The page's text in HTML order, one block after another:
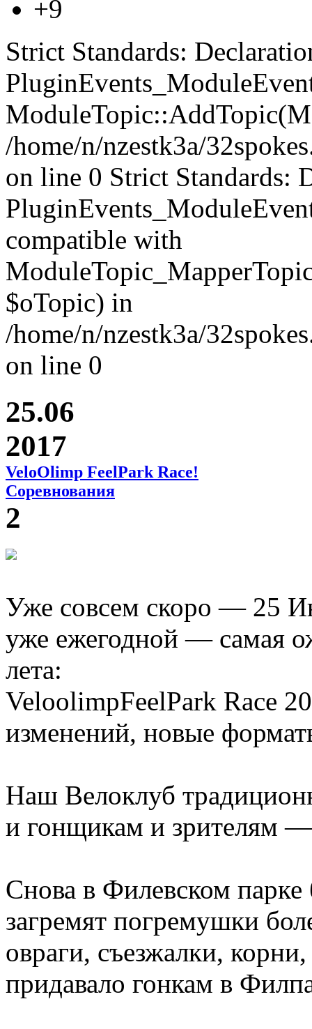
+9
Strict Standards:
/home/n/nzestk3a/
on line 0 Strict Standards:
compatible with
$oTopic) in
/home/n/nzestk3a/
on line 0
25.06
2017
VeloOlimp FeelPark Race!
Соревнования
2
Уже совсем скоро — 25
уже ежегодной — самая
лета:
VeloolimpFeelPark Race
изменений, новые
Наш Велоклуб
и гонщикам и зрителям
Снова в Филевском
загремят погремушки
овраги, съезжалки,
придавало гонкам в